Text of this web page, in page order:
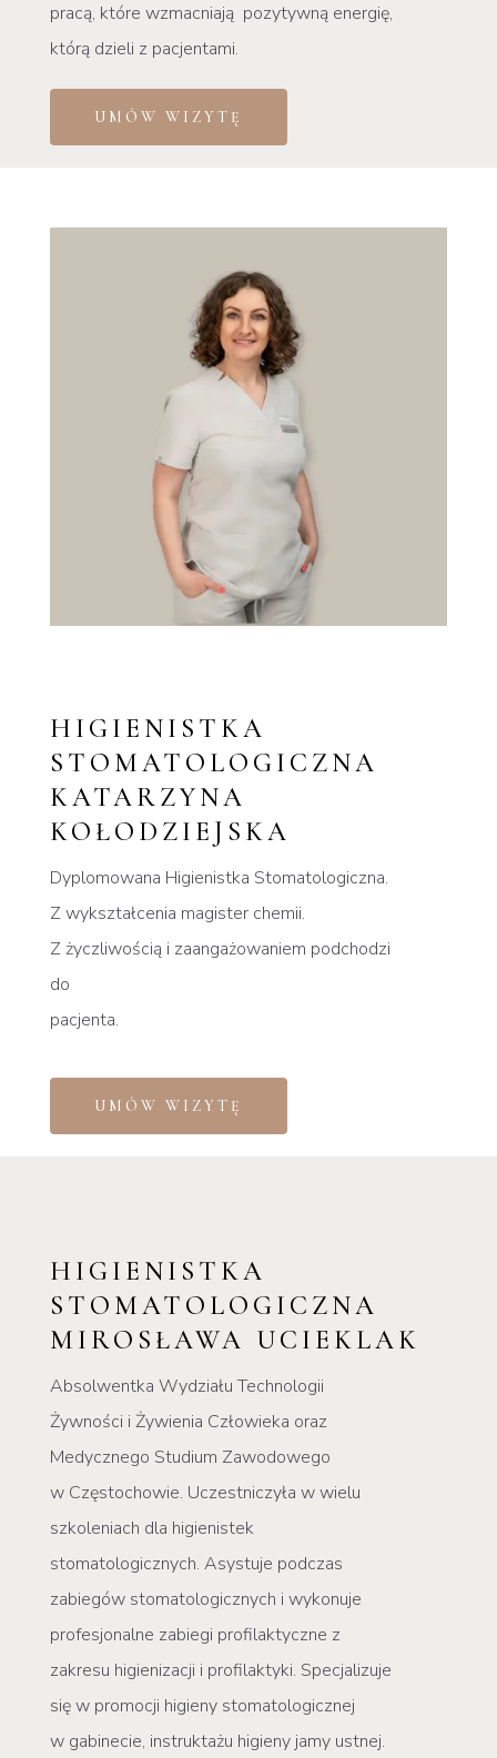
pracą, które wzmacniają pozytywną energię,
którą dzieli z pacjentami.
UMÓW WIZYTĘ
HIGIENISTKA
STOMATOLOGICZNA
KATARZYNA
KOŁODZIEJSKA
Dyplomowana Higienistka Stomatologiczna.
Z wykształcenia magister chemii.
Z życzliwością i zaangażowaniem podchodzi
do
pacjenta.
UMÓW WIZYTĘ
HIGIENISTKA
STOMATOLOGICZNA
MIROSŁAWA UCIEKLAK
Absolwentka Wydziału Technologii
Żywności i Żywienia Człowieka oraz
Medycznego Studium Zawodowego
w Częstochowie. Uczestniczyła w wielu
szkoleniach dla higienistek
stomatologicznych. Asystuje podczas
zabiegów stomatologicznych i wykonuje
profesjonalne zabiegi profilaktyczne z
zakresu higienizacji i profilaktyki. Specjalizuje
się w promocji higieny stomatologicznej
w gabinecie, instruktażu higieny jamy ustnej.